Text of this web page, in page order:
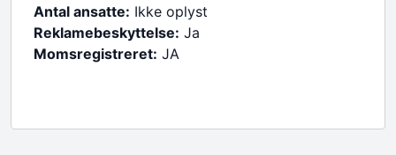
Antal ansatte: Ikke oplyst
Reklamebeskyttelse: Ja
Momsregistreret: JA